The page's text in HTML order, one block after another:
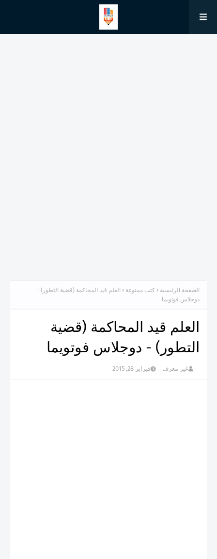
الصفحة الرئيسية كتب ممنوعة
العلم قيد المحاكمة (قضية التطور) -
دوجلاس فوتويما
العلم قيد المحاكمة (قضية
التطور) - دوجلاس فوتويما
غير معرف فبراير 28, 2015